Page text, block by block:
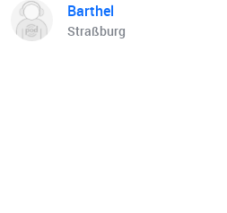
Beseitigungsmöglichkeit Sie
Ihrer personenbezogenen Daten,
Barthel
Straßburg